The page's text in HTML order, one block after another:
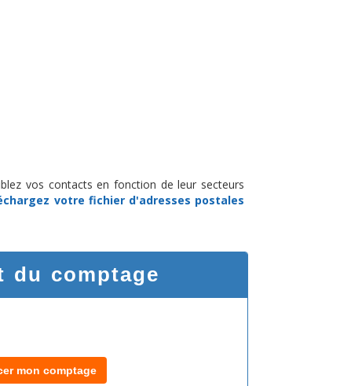
vos contacts en fonction de leur secteurs
votre fichier d'adresses postales
du comptage
mon comptage